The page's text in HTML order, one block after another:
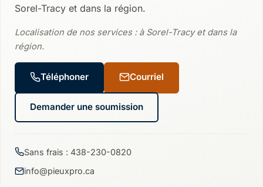
Sorel-Tracy et dans la région.
Localisation de nos services : à Sorel-Tracy et dans la
région.
Téléphoner Courriel
Demander une soumission
Sans frais : 438-230-0820
info@pieuxpro.ca